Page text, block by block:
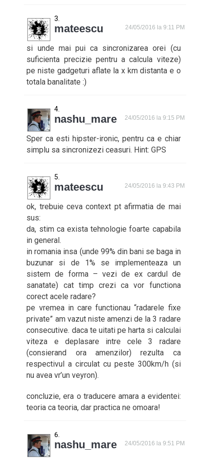
mateescu 24/05/2016 la 9:11 PM
si unde mai pui ca sincronizarea orei (cu
suficienta precizie pentru a calcula viteze)
pe niste gadgeturi aflate la x km distanta e o
totala banalitate :)
nashu_mare 24/05/2016 la 9:15 PM
Sper ca esti hipster-ironic, pentru ca e chiar
simplu sa sincronizezi ceasuri. Hint: GPS
mateescu 24/05/2016 la 9:43 PM
ok, trebuie ceva context pt afirmatia de mai
sus:
da, stim ca exista tehnologie foarte capabila
in general.
in romania insa (unde 99% din bani se baga in
buzunar si de 1% se implementeaza un
sistem de forma – vezi de ex cardul de
sanatate) cat timp crezi ca vor functiona
corect acele radare?
pe vremea in care functionau “radarele fixe
private” am vazut niste amenzi de la 3 radare
consecutive. daca te uitati pe harta si calculai
viteza e deplasare intre cele 3 radare
(consierand ora amenzilor) rezulta ca
respectivul a circulat cu peste 300km/h (si
nu avea vr’un veyron).
concluzie, era o traducere amara a evidentei:
teoria ca teoria, dar practica ne omoara!
nashu_mare 24/05/2016 la 9:51 PM